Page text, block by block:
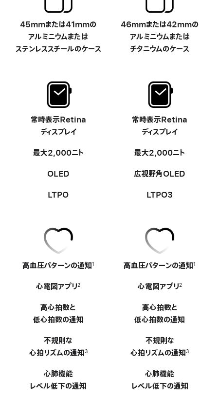
- -
45mmまたは41mmの
ア ル ミ ニ ウ ムまたは
ステンレススチールのケ ー ス
46mmまたは42mmの
ア ル ミ ニ ウ ムまたは
チタニウムのケ ー ス
- -
常時表示Retina
ディスプレイ
常時表示Retina
ディスプレイ
最大2,000ニト 最大2,000ニト
OLED 広視野角OLED
LTPO LTPO3
- -
高血圧パターンの通知1 高血圧パターンの通知1
心電図アプリ2 心電図アプリ2
高心拍数と
低心拍数の通知
高心拍数と
低心拍数の通知
不規則な
心拍リズムの通知3
不規則な
心拍リズムの通知3
心肺機能
レベル低下の通知
心肺機能
レベル低下の通知